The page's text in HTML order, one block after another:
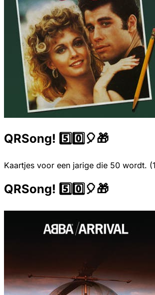
QRSong! 5️⃣0️⃣🎈🎁
Kaartjes voor een jarige die 50 wordt.
QRSong! 5️⃣0️⃣🎈🎁